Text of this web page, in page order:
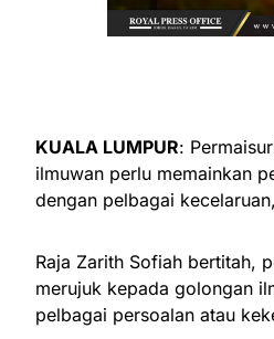
KUALA LUMPUR:
ilmuwan perlu memainkan
dengan pelbagai
Raja Zarith Sofiah bertitah,
merujuk kepada golongan
pelbagai persoalan atau